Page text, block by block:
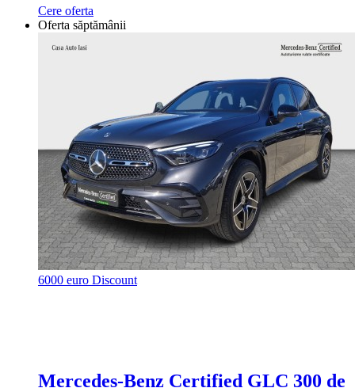
Cere oferta
Oferta săptămânii
6000 euro Discount
Mercedes-Benz Certified GLC 300 de